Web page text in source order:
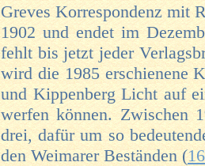
Greves Korrespondenz mit
1902 und endet im
fehlt bis jetzt jeder
wird die 1985 erschienene
und Kippenberg Licht auf
werfen können. Zwischen
drei, dafür um so
den Weimarer Beständen (16